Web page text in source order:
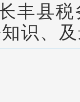
丰县
识、